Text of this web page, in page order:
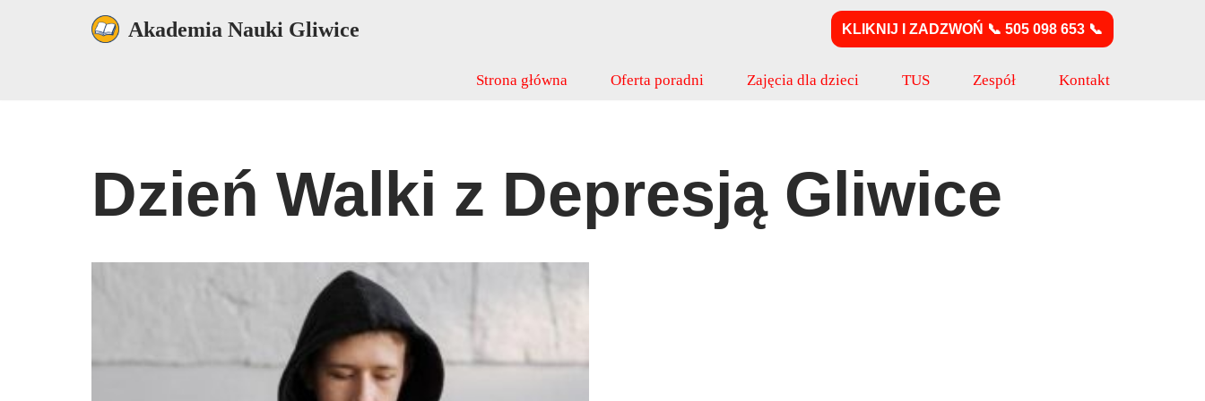
Akademia Nauki Gliwice KLIKNIJ I ZADZWOŃ 📞 505 098 653 📞
Strona główna Oferta poradni Zajęcia dla dzieci TUS Zespół Kontakt
Dzień Walki z Depresją Gliwice